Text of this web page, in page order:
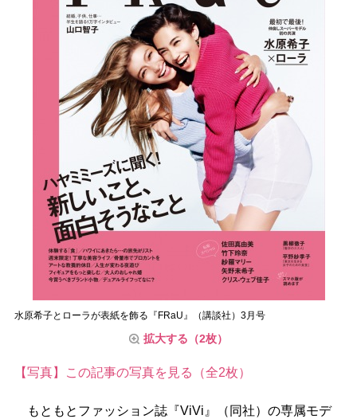
水原希子とローラが表紙を飾る『FRaU』（講談社）3月号
拡大する（2枚）
【写真】この記事の写真を見る（全2枚）
もともとファッション誌『ViVi』（同社）の専属モデ